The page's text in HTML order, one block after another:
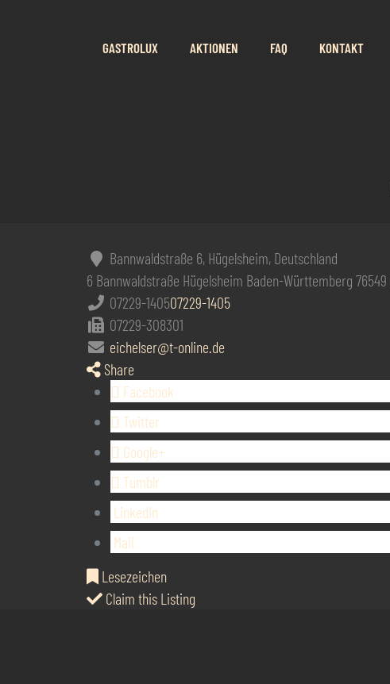
GASTROLUX AKTIONEN FAQ KONTAKT
Bannwaldstraße 6, Hügelsheim, Deutschland
6 Bannwaldstraße Hügelsheim Baden-Württemberg 76549
07229-140507229-1405
07229-308301
eichelser@t-online.de
Share
Facebook
Twitter
Google+
Tumblr
LinkedIn
Mail
Lesezeichen
Claim this Listing